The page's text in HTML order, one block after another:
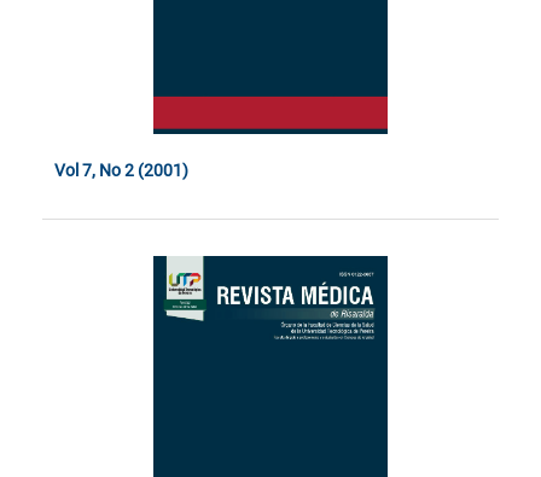
Vol 7, No 2 (2001)